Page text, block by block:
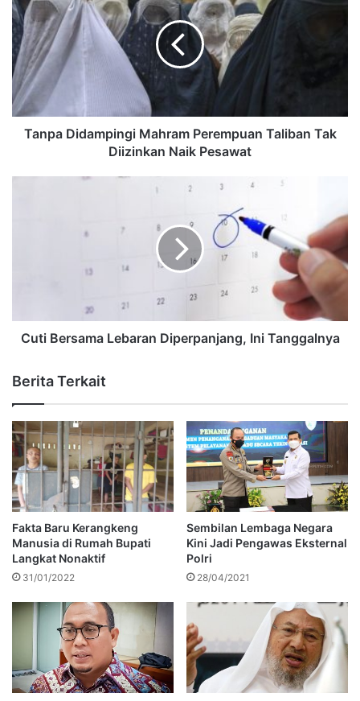
Tanpa Didampingi Mahram Perempuan Taliban Tak
Diizinkan Naik Pesawat
Cuti Bersama Lebaran Diperpanjang, Ini Tanggalnya
Berita Terkait
Fakta Baru Kerangkeng
Manusia di Rumah Bupati
Langkat Nonaktif
31/01/2022
Sembilan Lembaga Negara
Kini Jadi Pengawas Eksternal
Polri
28/04/2021